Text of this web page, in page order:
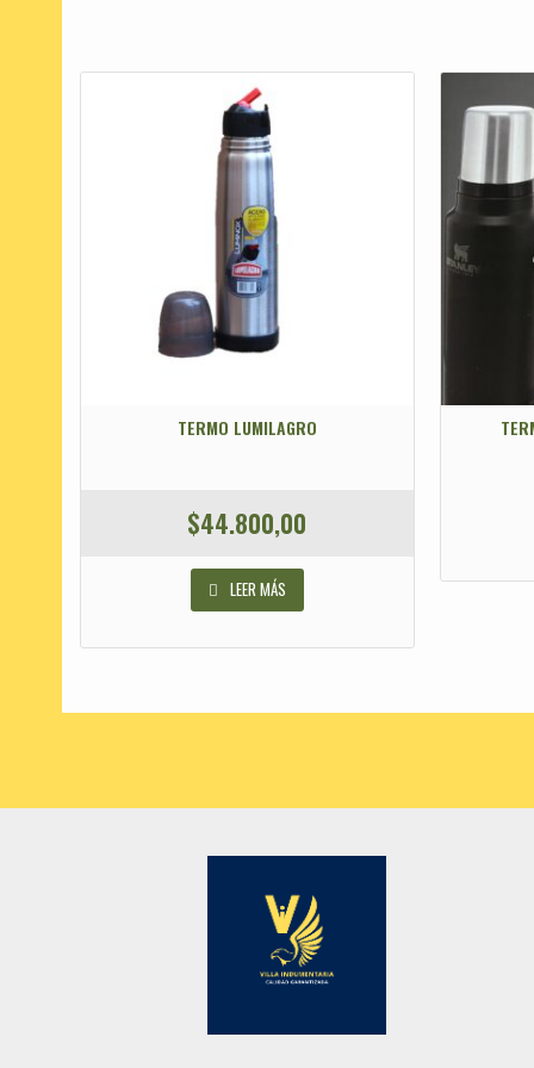
TERMO LUMILAGRO
$44.800,00
LEER MÁS